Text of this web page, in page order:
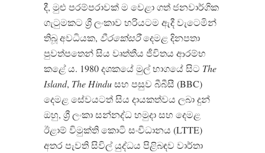
දී, මුළු පරම්පරාවක් ම වෙළා ගත් ජනවාර්ගික
ගැටුමකට ශ්‍රී ලංකාව හරියටම ඇදී වැටෙමින්
තිබූ අවධියක, වීරකේසරීදෙමළ දිනපතා
පුවත්පතෙන් සිය වෘත්තීය ජීවිතය ආරම්භ
කළේ ය. 1980 දශකයේ මුල් භාගයේ සිට The
Island, The Hinduසහ පසුව බීබීසී (BBC)
දෙමළ සේවයටත් සිය දායකත්වය ලබා දුන්
ඔහු, ශ්‍රී ලංකා සන්නද්ධ හමුදා සහ දෙමළ
ඊළාම් විමුක්ති කොටි සංවිධානය (LTTE)
අතර පැවති සිවිල් යුද්ධය පිළිබඳව වාර්තා